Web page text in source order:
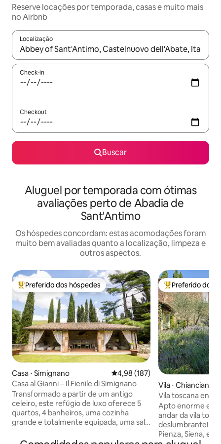
Reserve locações por temporada, casas e muito mais
no Airbnb
Localização
Quando os resultados estiverem disponíveis, explore-os
Check-in
Checkout
Buscar
Aluguel por temporada com ótimas
avaliações perto de Abadia de
Sant'Antimo
Os hóspedes concordam: estas acomodações foram
muito bem avaliadas quanto a localização, limpeza e
outros aspectos.
Entre os melhores preferidos dos hóspedes
Preferido dos hóspedes
Casa ⋅ Simignano 4,98 de uma avaliação média de
4,98 (187)
Casa al Gianni – Il Fienile di Simignano
Transformado a partir de um antigo
celeiro, este refúgio de luxo oferece 5
quartos, 4 banheiros, uma cozinha
grande e totalmente equipada, uma sala
privativo com estacionamento, uma
Entre os
Preferido dos
Vila ⋅ Chianciano
Vila toscana
família e amigos
Apto enorme e
andar da vila
deslumbrante!
Pienza, Siena,